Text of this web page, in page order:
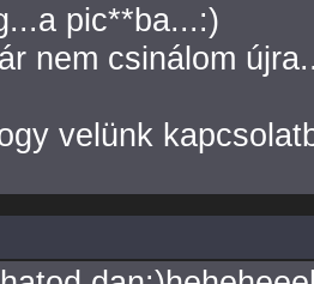
pic**ba...:)
nem csinálom
velünk